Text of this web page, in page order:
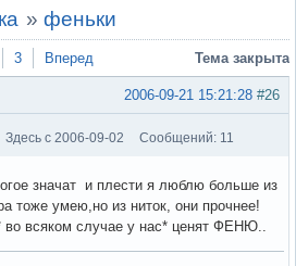
»феньки
3 Вперед Тема закрыта
#26
2006-09-21 15:21:28
Здесь с 2006-09-02 Сообщений: 11
значат и плести я люблю больше из
тоже умею,но из ниток, они прочнее!
всяком случае у нас* ценят ФЕНЮ..